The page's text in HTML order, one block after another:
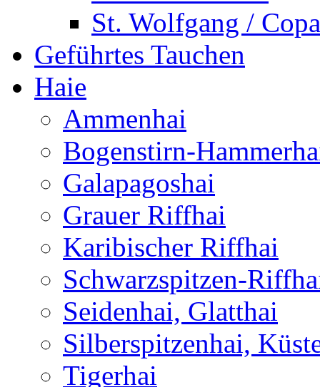
St. Wolfgang /
Geführtes Tauchen
Haie
Ammenhai
Bogenstirn-
Galapagoshai
Grauer Riffhai
Karibischer Riffhai
Schwarzspitzen-
Seidenhai, Glatthai
Silberspitzenhai,
Tigerhai